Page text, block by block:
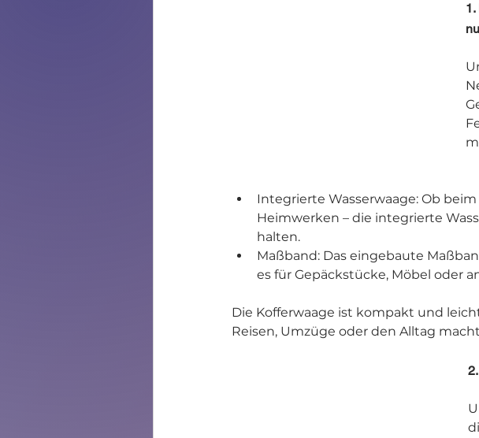
Integrierte Wasserwaage: Ob
Heimwerken – die integrierte
halten.
Maßband: Das eingebaute
es für Gepäckstücke, Möbel oder
Die Kofferwaage ist kompakt und
Reisen, Umzüge oder den Alltag